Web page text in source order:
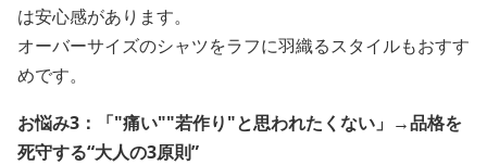
は安心感があります。
オーバーサイズのシャツをラフに羽織るスタイルもおすす
めです。
お悩み3：「"痛い""若作り"と思われたくない」→品格を
死守する“大人の3原則”